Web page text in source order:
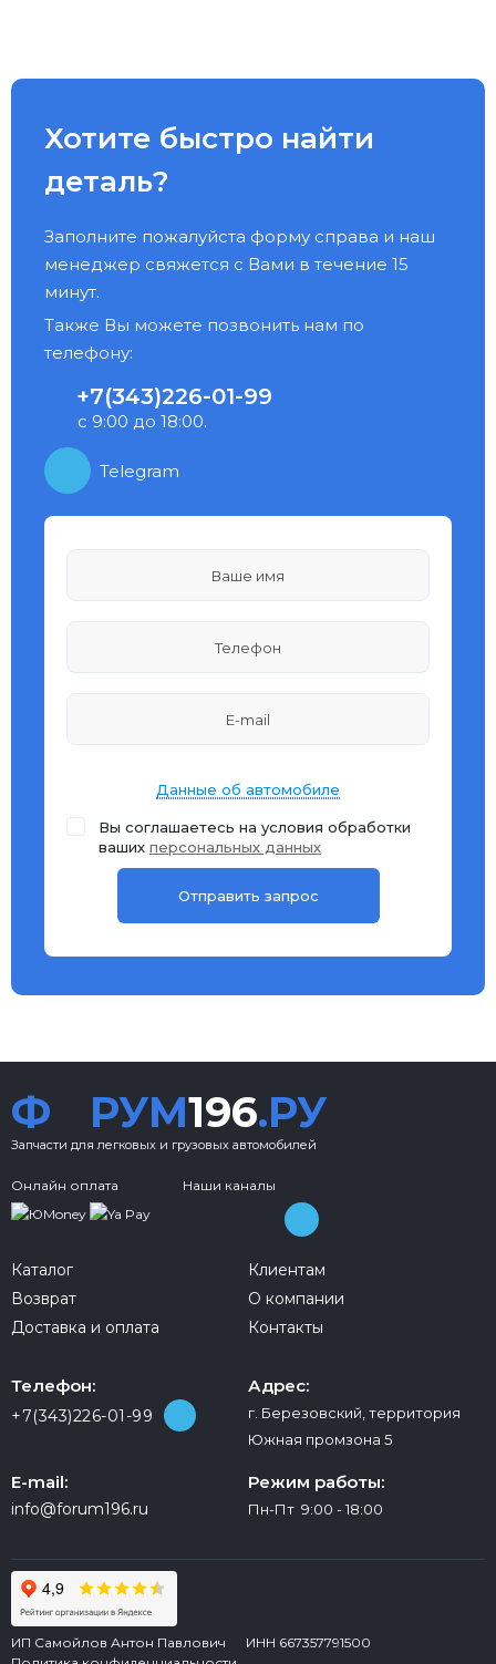
Хотите быстро найти
деталь?
Заполните пожалуйста форму справа и наш
менеджер свяжется с Вами в течение 15
минут.
Также Вы можете позвонить нам по
телефону:
+7(343)226-01-99
с 9:00 до 18:00.
Telegram
Данные об автомобиле
Вы соглашаетесь на условия обработки
ваших персональных данных
Ф РУМ196.РУ
Запчасти для легковых и грузовых автомобилей
Онлайн оплата Наши каналы
Каталог
Возврат
Доставка и оплата
Клиентам
О компании
Контакты
Телефон:
+7(343)226-01-99
Адрес:
г. Березовский, территория
Южная промзона 5
E-mail:
info@forum196.ru
Режим работы:
Пн-Пт 9:00 - 18:00
ИП Самойлов Антон Павлович ИНН 667357791500